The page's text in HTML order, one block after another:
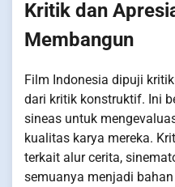
Kritik dan
Membangun
Film Indonesia dipuji
dari kritik konstruktif. Ini
sineas untuk
kualitas karya mereka.
terkait alur cerita,
semuanya menjadi